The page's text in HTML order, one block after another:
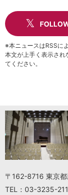
※本ニュースはRSSに
本文が上手く表示され
てください。
〒162-8716 東京
TEL：03-3235-